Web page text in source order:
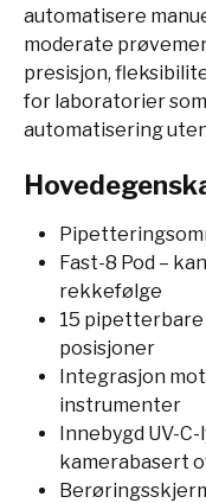
automatisere
moderate
presisjon,
for laboratorier
automatisering
Fast-8 Pod –
rekkefølge
15 pipetterbare
posisjoner
Integrasjon
instrumenter
Innebygd UV-
kamerabasert